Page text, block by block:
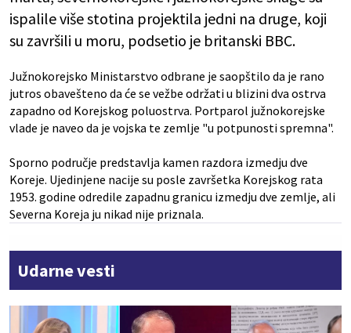
ispalile više stotina projektila jedni na druge, koji
su završili u moru, podsetio je britanski BBC.
Južnokorejsko Ministarstvo odbrane je saopštilo da je rano
jutros obavešteno da će se vežbe održati u blizini dva ostrva
zapadno od Korejskog poluostrva. Portparol južnokorejske
vlade je naveo da je vojska te zemlje "u potpunosti spremna".
Sporno područje predstavlja kamen razdora izmedju dve
Koreje. Ujedinjene nacije su posle završetka Korejskog rata
1953. godine odredile zapadnu granicu izmedju dve zemlje, ali
Severna Koreja ju nikad nije priznala.
Udarne vesti